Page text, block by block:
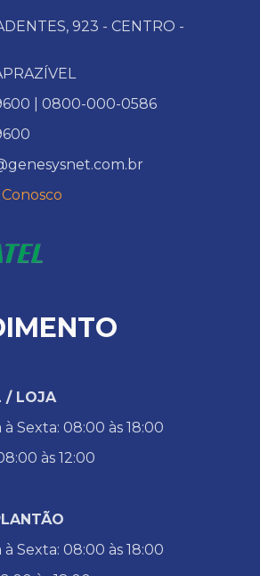
923 - CENTRO -
| 0800-000-0586
/ LOJA
Sexta: 08:00 às 18:00
às 12:00
Sexta: 08:00 às 18:00